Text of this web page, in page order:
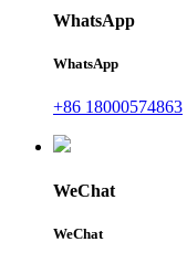
WhatsApp
WhatsApp
+86 18000574863
WeChat
WeChat